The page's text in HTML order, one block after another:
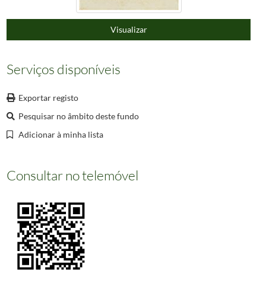
000049Charles VIII
Visualizar
Serviços disponíveis
Exportar registo
Pesquisar no âmbito deste fundo
Adicionar à minha lista
Consultar no telemóvel